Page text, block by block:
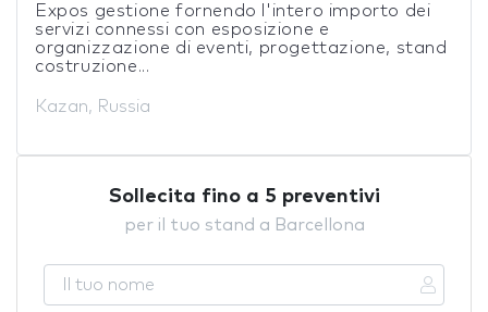
Expos gestione fornendo l'intero importo dei
servizi connessi con esposizione e
organizzazione di eventi, progettazione, stand
costruzione...
Kazan, Russia
Sollecita fino a 5 preventivi
per il tuo stand a Barcellona